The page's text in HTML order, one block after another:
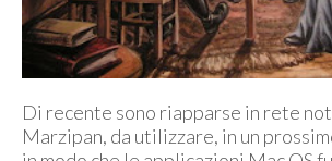
Di recente sono riapparse in rete
Marzipan, da utilizzare, in un